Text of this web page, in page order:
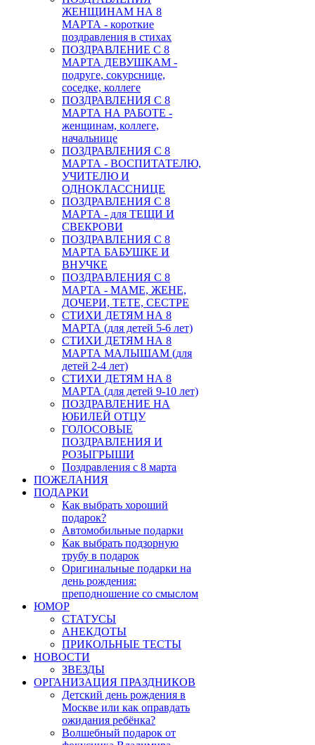
ЖЕНЩИНАМ НА 8
МАРТА - короткие
поздравления в стихах
ПОЗДРАВЛЕНИЕ С 8
МАРТА ДЕВУШКАМ -
подруге, сокурснице,
соседке, коллеге
ПОЗДРАВЛЕНИЯ С 8
МАРТА НА РАБОТЕ -
женщинам, коллеге,
начальнице
ПОЗДРАВЛЕНИЯ С 8
МАРТА - ВОСПИТАТЕЛЮ,
УЧИТЕЛЮ И
ОДНОКЛАССНИЦЕ
ПОЗДРАВЛЕНИЯ С 8
МАРТА - для ТЕЩИ И
СВЕКРОВИ
ПОЗДРАВЛЕНИЯ С 8
МАРТА БАБУШКЕ И
ВНУЧКЕ
ПОЗДРАВЛЕНИЯ С 8
МАРТА - МАМЕ, ЖЕНЕ,
ДОЧЕРИ, ТЕТЕ, СЕСТРЕ
СТИХИ ДЕТЯМ НА 8
МАРТА (для детей 5-6 лет)
СТИХИ ДЕТЯМ НА 8
МАРТА МАЛЫШАМ (для
детей 2-4 лет)
СТИХИ ДЕТЯМ НА 8
МАРТА (для детей 9-10 лет)
ПОЗДРАВЛЕНИЕ НА
ЮБИЛЕЙ ОТЦУ
ГОЛОСОВЫЕ
ПОЗДРАВЛЕНИЯ И
РОЗЫГРЫШИ
Поздравления с 8 марта
ПОЖЕЛАНИЯ
ПОДАРКИ
Как выбрать хороший
подарок?
Автомобильные подарки
Как выбрать подзорную
трубу в подарок
Оригинальные подарки на
день рождения:
преподношение со смыслом
ЮМОР
СТАТУСЫ
АНЕКДОТЫ
ПРИКОЛЬНЫЕ ТЕСТЫ
НОВОСТИ
ЗВЕЗДЫ
ОРГАНИЗАЦИЯ ПРАЗДНИКОВ
Детский день рождения в
Москве или как оправдать
ожидания ребёнка?
Волшебный подарок от